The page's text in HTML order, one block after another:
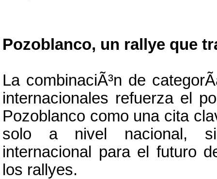
Pozoblanco, un rallye que
La combinaciÃ³n de
internacionales refuerza el
Pozoblanco como una cita
solo a nivel nacional,
internacional para el futuro
los rallyes.